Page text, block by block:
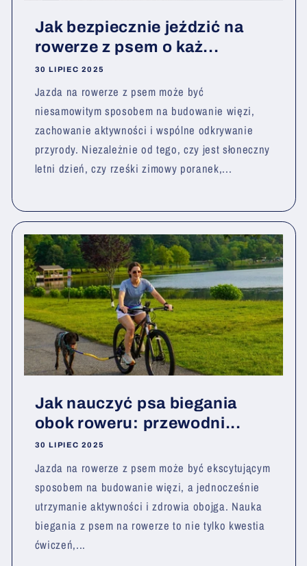
Jak bezpiecznie jeździć na
rowerze z psem o każ...
30 LIPIEC 2025
Jazda na rowerze z psem może być
niesamowitym sposobem na budowanie więzi,
zachowanie aktywności i wspólne odkrywanie
przyrody. Niezależnie od tego, czy jest słoneczny
letni dzień, czy rześki zimowy poranek,...
Jak nauczyć psa biegania
obok roweru: przewodni...
30 LIPIEC 2025
Jazda na rowerze z psem może być ekscytującym
sposobem na budowanie więzi, a jednocześnie
utrzymanie aktywności i zdrowia obojga. Nauka
biegania z psem na rowerze to nie tylko kwestia
ćwiczeń,...